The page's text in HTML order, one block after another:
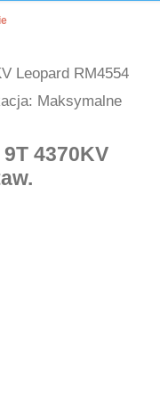
Leopard RM4554
Maksymalne
4370KV